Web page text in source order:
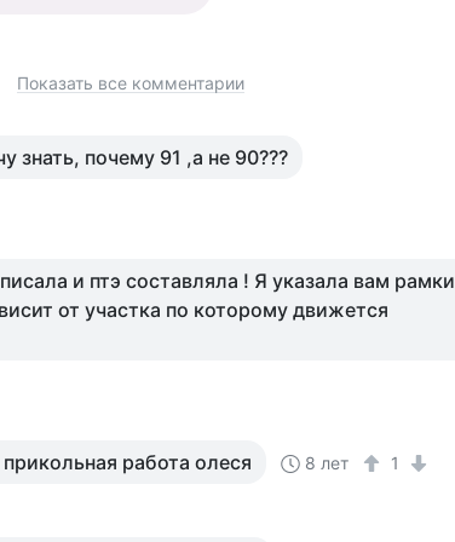
Показать все комментарии
знать, почему 91 ,а не 90???
и птэ составляла ! Я указала вам рамки
от участка по которому движется
работа олеся 8 лет 1